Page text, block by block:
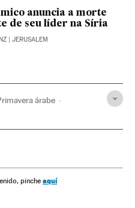
anuncia a morte
de seu líder na Síria
| JERUSALEM
árabe
pinche aquí